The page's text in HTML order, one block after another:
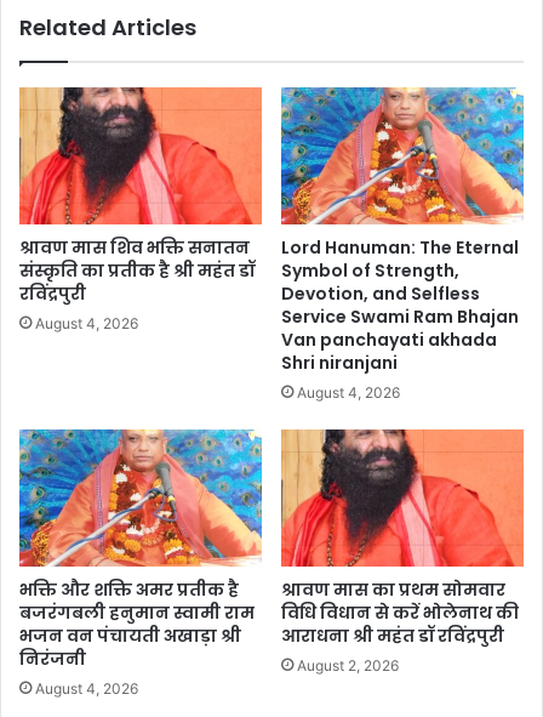
Related Articles
श्रावण मास शिव भक्ति सनातन
संस्कृति का प्रतीक है श्री महंत डॉ
रविंद्रपुरी
August 4, 2026
Lord Hanuman: The Eternal
Symbol of Strength,
Devotion, and Selfless
Service Swami Ram Bhajan
Van panchayati akhada
Shri niranjani
August 4, 2026
भक्ति और शक्ति अमर प्रतीक है
बजरंगबली हनुमान स्वामी राम
भजन वन पंचायती अखाड़ा श्री
निरंजनी
August 4, 2026
श्रावण मास का प्रथम सोमवार
विधि विधान से करें भोलेनाथ की
आराधना श्री महंत डॉ रविंद्रपुरी
August 2, 2026